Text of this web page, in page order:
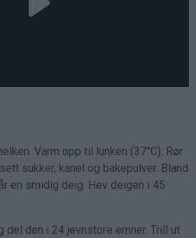
Varm opp til lunken (37°C). Rør
sukker, kanel og bakepulver. Bland
en smidig deig. Hev deigen i 45
del den i 24 jevnstore emner. Trill ut